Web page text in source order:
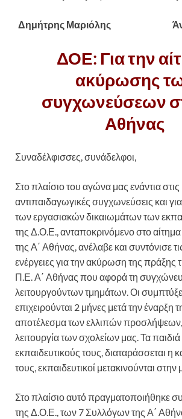
Δημήτρης Μαριόλης
ΔΟΕ: Για την
ακύρωσης
συγχωνεύσεων
Αθήνας
Συναδέλφισσες, συνάδελφοι,
Στο πλαίσιο του αγώνα μας ενάντια στις
αντιπαιδαγωγικές συγχωνεύσεις και
των εργασιακών δικαιωμάτων των
της Δ.Ο.Ε., ανταποκρινόμενο στο
της Α΄ Αθήνας, ανέλαβε και συντόνισε
ενέργειες για την ακύρωση της πράξης
Π.Ε. Α΄ Αθήνας που αφορά τη
λειτουργούντων τμημάτων. Οι
επιχειρούνται 2 μήνες μετά την έναρξη
αποτέλεσμα των ελλιπών προσλήψεων,
λειτουργία των σχολείων μας. Τα
εκπαιδευτικούς τους, διαταράσσεται η
τους, εκπαιδευτικοί μετακινούνται
Στο πλαίσιο αυτό πραγματοποιήθηκε
της Δ.Ο.Ε., των 7 Συλλόγων της Α΄